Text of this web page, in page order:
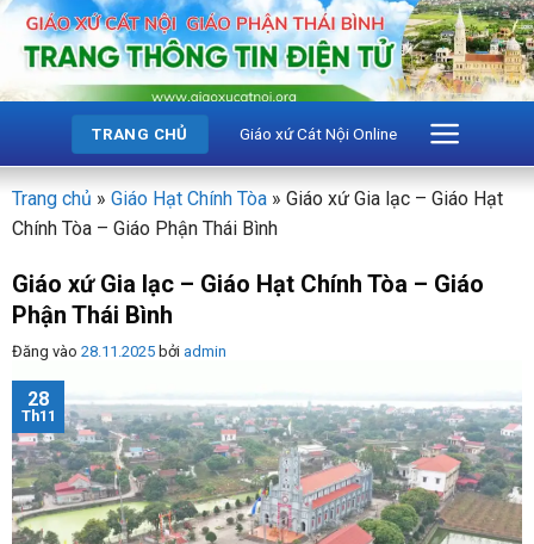
Bỏ
qua
dung
TRANG CHỦ Giáo xứ Cát Nội Online
Trang chủ » Giáo Hạt Chính Tòa » Giáo xứ Gia lạc – Giáo Hạt
Chính Tòa – Giáo Phận Thái Bình
Giáo xứ Gia lạc – Giáo Hạt Chính Tòa – Giáo
Phận Thái Bình
Đăng vào 28.11.2025 bởi admin
28
Th11